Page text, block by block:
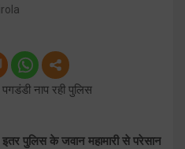
नाप रही पुलिस
पुलिस के जवान महामारी से परेसान